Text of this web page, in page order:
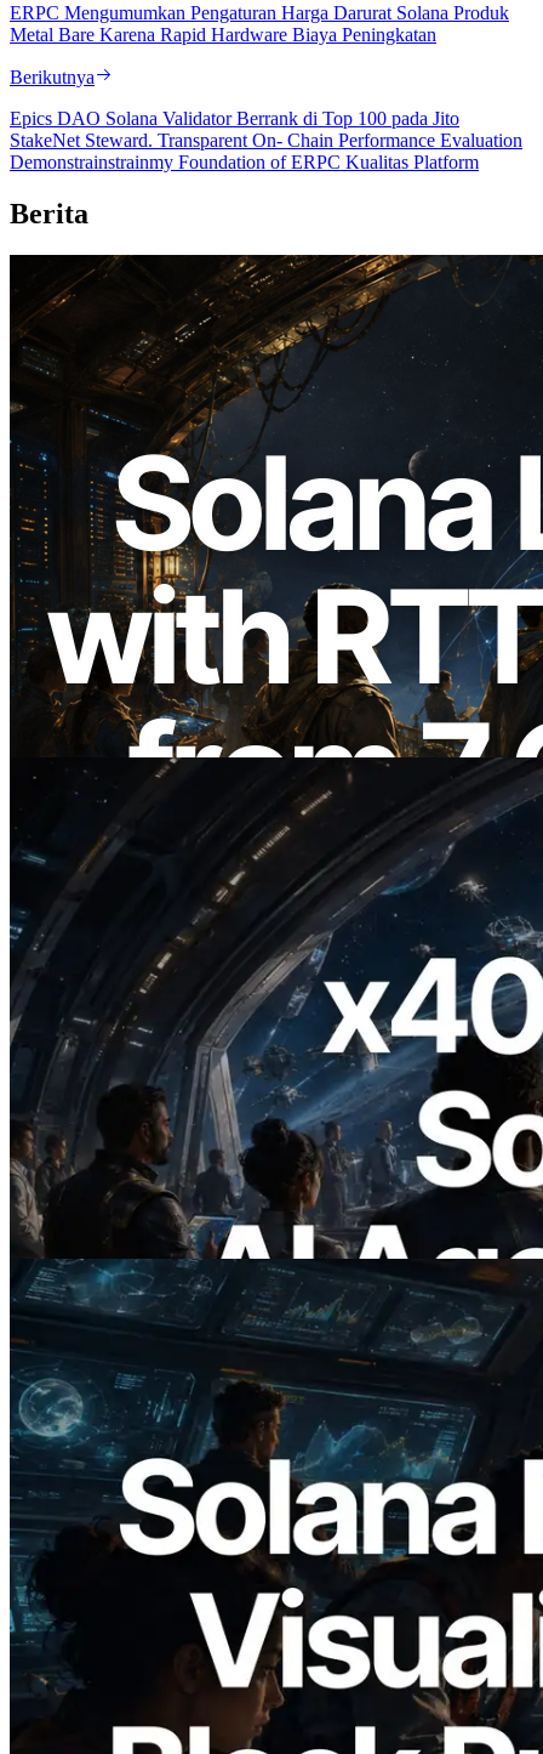
ERPC Mengumumkan Pengaturan Harga Darurat Solana Produk
Metal Bare Karena Rapid Hardware Biaya Peningkatan
Berikutnya
Epics DAO Solana Validator Berrank di Top 100 pada Jito
StakeNet Steward. Transparent On- Chain Performance Evaluation
Demonstrainstrainmy Foundation of ERPC Kualitas Platform
Berita
2026.08.05
ERPC Memperluas Solana Leader Slot
API dengan Pengukuran Ping dari 7
Region Global — Validators Information
API Juga Diluncurkan
2026.07.04
ERPC Meluncurkan Solana RPC
Berbasis x402 — Era AI Agent
Membayar API yang Dibutuhkan Secara
On Demand
Baca artikel ini
2026.05.24
Validators Solutions Meluncurkan Solana
Block Analyzer — Memvisualisasikan
Waktu Produksi Blok per Slot dan
Validator yang Ditugaskan